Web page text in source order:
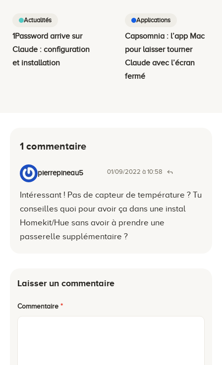
Actualités
1Password arrive sur
Claude : configuration
et installation
Applications
Capsomnia : l’app Mac
pour laisser tourner
Claude avec l’écran
fermé
1 commentaire
pierrepineau5 01/09/2022 à 10:58
Intéressant ! Pas de capteur de température ? Tu
conseilles quoi pour avoir ça dans une instal
Homekit/Hue sans avoir à prendre une
passerelle supplémentaire ?
Laisser un commentaire
Commentaire *